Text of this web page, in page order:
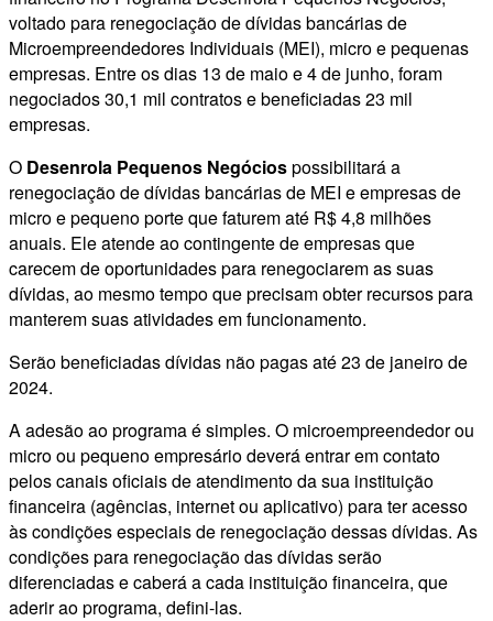
voltado para renegociação de dívidas bancárias de
Microempreendedores Individuais (MEI), micro e pequenas
empresas. Entre os dias 13 de maio e 4 de junho, foram
negociados 30,1 mil contratos e beneficiadas 23 mil
empresas.
O Desenrola Pequenos Negóciospossibilitará a
renegociação de dívidas bancárias de MEI e empresas de
micro e pequeno porte que faturem até R$ 4,8 milhões
anuais. Ele atende ao contingente de empresas que
carecem de oportunidades para renegociarem as suas
dívidas, ao mesmo tempo que precisam obter recursos para
manterem suas atividades em funcionamento.
Serão beneficiadas dívidas não pagas até 23 de janeiro de
2024.
A adesão ao programa é simples. O microempreendedor ou
micro ou pequeno empresário deverá entrar em contato
pelos canais oficiais de atendimento da sua instituição
financeira (agências, internet ou aplicativo) para ter acesso
às condições especiais de renegociação dessas dívidas. As
condições para renegociação das dívidas serão
diferenciadas e caberá a cada instituição financeira, que
aderir ao programa, defini-las.